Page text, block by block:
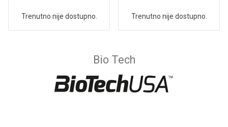
Trenutno nije dostupno. Trenutno nije dostupno.
Bio Tech